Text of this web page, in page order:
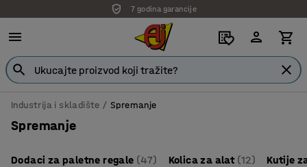
7 godina garancije
Industrija i skladište Spremanje
Spremanje
Dodaci za paletne regale (47) Kolica za alat(12) Kutije